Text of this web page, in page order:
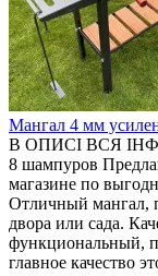
Мангал 4 мм
В ОПИСІ ВСЯ
8 шампуров
магазине по
Отличный мангал,
двора или сада.
функциональный,
главное качество